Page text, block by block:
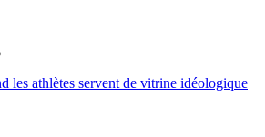
les athlètes servent de vitrine idéologique